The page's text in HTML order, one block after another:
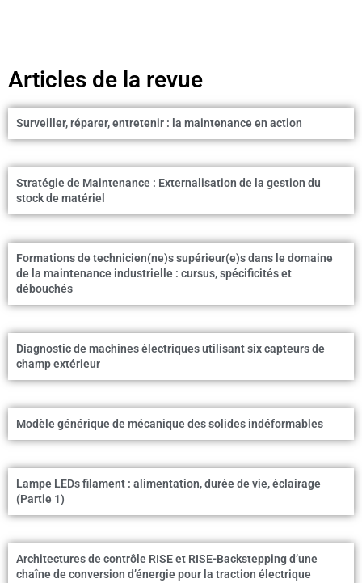
Articles de la revue
Surveiller, réparer, entretenir : la maintenance en action
Stratégie de Maintenance : Externalisation de la gestion du
stock de matériel
Formations de technicien(ne)s supérieur(e)s dans le domaine
de la maintenance industrielle : cursus, spécificités et
débouchés
Diagnostic de machines électriques utilisant six capteurs de
champ extérieur
Modèle générique de mécanique des solides indéformables
Lampe LEDs filament : alimentation, durée de vie, éclairage
(Partie 1)
Architectures de contrôle RISE et RISE-Backstepping d’une
chaîne de conversion d’énergie pour la traction électrique